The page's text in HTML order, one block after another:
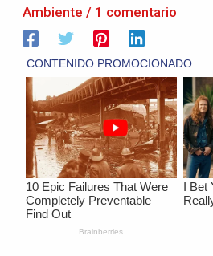
Ambiente / 1 comentario